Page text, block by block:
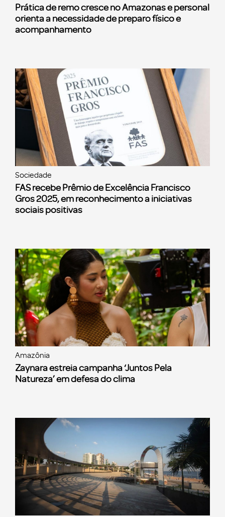
Prática de remo cresce no Amazonas e personal
orienta a necessidade de preparo físico e
acompanhamento
Sociedade
FAS recebe Prêmio de Excelência Francisco
Gros 2025, em reconhecimento a iniciativas
sociais positivas
Amazônia
Zaynara estreia campanha ‘Juntos Pela
Natureza’ em defesa do clima